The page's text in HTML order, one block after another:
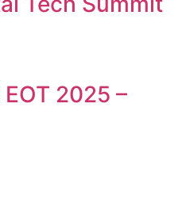
2025 –